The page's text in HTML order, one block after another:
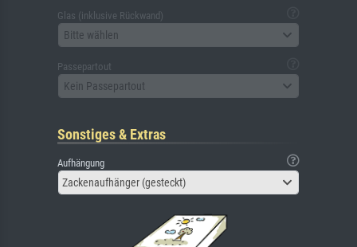
Glas (inklusive Rückwand)
Bitte wählen
Passepartout
Kein Passepartout
Sonstiges & Extras
Aufhängung
Zackenaufhänger (gesteckt)